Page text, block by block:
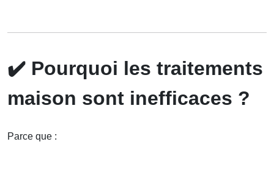
✔️ Pourquoi les traitements
maison sont inefficaces ?
Parce que :